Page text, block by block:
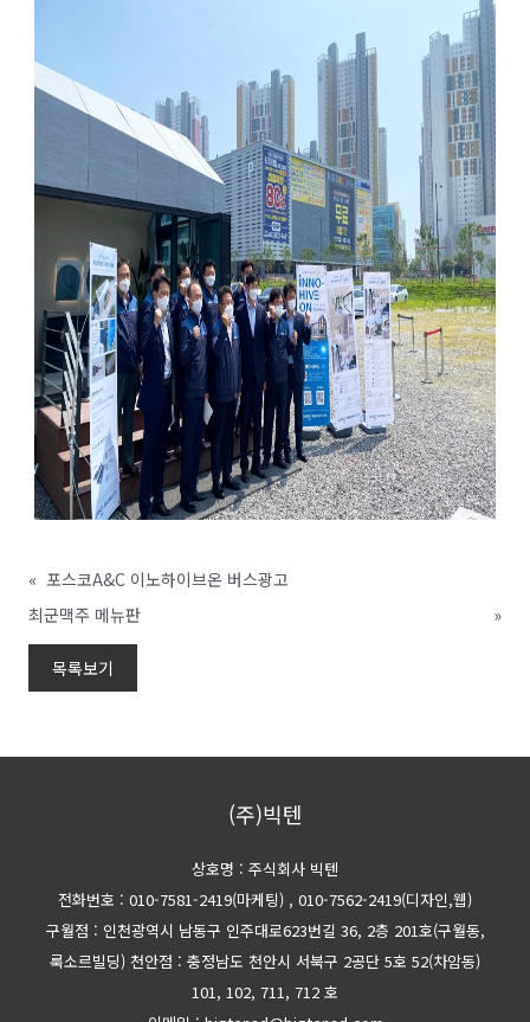
« 포스코A&C 이노하이브온 버스광고
최군맥주 메뉴판
»
목록보기
(주)빅텐
상호명 : 주식회사 빅텐
전화번호 : 010-7581-2419(마케팅) , 010-7562-2419(디자인,웹)
구월점 : 인천광역시 남동구 인주대로623번길 36, 2층 201호(구월동,
룩소르빌딩) 천안점 : 충정남도 천안시 서북구 2공단 5호 52(차암동)
101, 102, 711, 712 호